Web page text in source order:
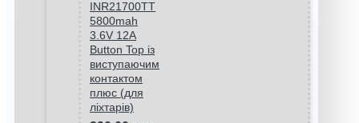
INR21700TT
5800mah
3.6V 12A
Button Top із
виступаючим
контактом
плюс (для
ліхтарів)